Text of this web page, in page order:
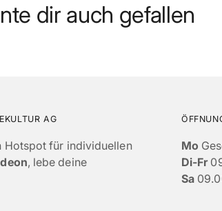
dir auch gefallen
AG
Hotspot für individuellen
deon, lebe deine
Mo
Di-Fr
Sa